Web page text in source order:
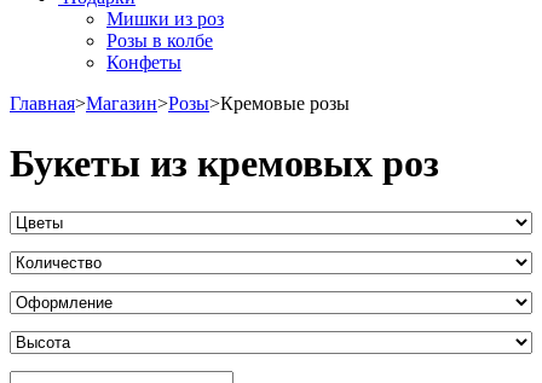
Мишки из роз
Розы в колбе
Конфеты
Главная>Магазин>Розы>Кремовые розы
Букеты из кремовых роз